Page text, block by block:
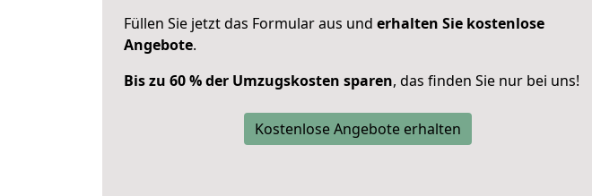
Füllen Sie jetzt das Formular aus und erhalten Sie kostenlose
Angebote.
Bis zu 60 % der Umzugskosten sparen, das finden Sie nur bei uns!
Kostenlose Angebote erhalten